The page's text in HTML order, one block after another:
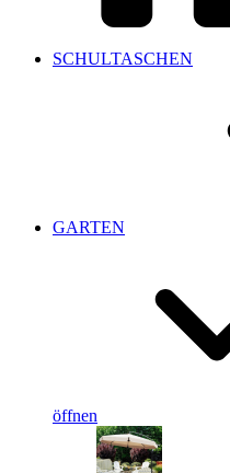
SCHULTASCHEN
GARTEN
öffnen